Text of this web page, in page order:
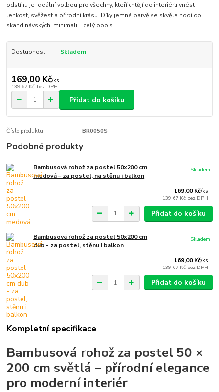
odstínu je ideální volbou pro všechny, kteří chtějí do interiéru vnést
lehkost, svěžest a přírodní krásu. Díky jemné barvě se skvěle hodí do
skandinávských, minimali... celý popis
Dostupnost Skladem
169,00 Kč/ks
139,67 Kč bez DPH
Přidat do košíku
Číslo produktu: BR0050S
Podobné produkty
Bambusová rohož za postel 50x200 cm
medová – za postel, na stěnu i balkon
169,00 Kč/ks
139,67 Kč bez DPH
Skladem
Přidat do košíku
Bambusová rohož za postel 50x200 cm
dub - za postel, stěnu i balkon
169,00 Kč/ks
139,67 Kč bez DPH
Skladem
Přidat do košíku
Kompletní specifikace
Bambusová rohož za postel 50 ×
200 cm světlá – přírodní elegance
pro moderní interiér